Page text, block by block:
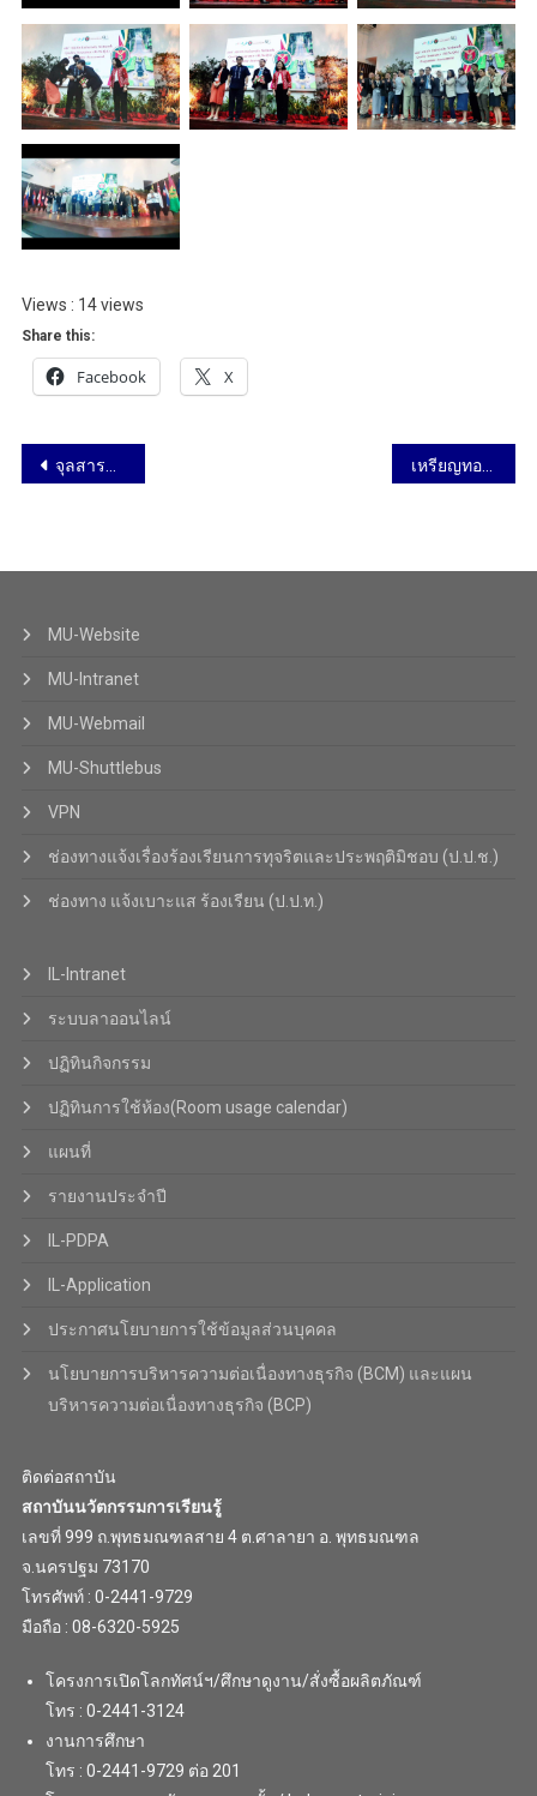
Views : 14 views
Share this:
Facebook X
จุลสารนวัตกรรม ฉบับที่ 77 – สาระน่ารู้ : แนวคิดดีดีที่ได้จากการเข้าฟัง ปาฐกถาเกียรติยศ ศาสตราจารย์ นายแพทย์กษาน จาติกวนิช ครั้งที่ 13 เรื่อง “Nan Sandbox” โดย คุณบัณฑูร ล่ำซำ
MU-Website
MU-Intranet
MU-Webmail
MU-Shuttlebus
VPN
ช่องทางแจ้งเรื่องร้องเรียนการทุจริตและประพฤติมิชอบ (ป.ป.ช.)
ช่องทาง แจ้งเบาะแส ร้องเรียน (ป.ป.ท.)
IL-Intranet
ระบบลาออนไลน์
ปฏิทินกิจกรรม
ปฏิทินการใช้ห้อง(Room usage calendar)
แผนที่
รายงานประจำปี
IL-PDPA
IL-Application
ประกาศนโยบายการใช้ข้อมูลส่วนบุคคล
นโยบายการบริหารความต่อเนื่องทางธุรกิจ (BCM) และแผน
บริหารความต่อเนื่องทางธุรกิจ (BCP)
ติดต่อสถาบัน
สถาบันนวัตกรรมการเรียนรู้
เลขที่ 999 ถ.พุทธมณฑลสาย 4 ต.ศาลายา อ. พุทธมณฑล
จ.นครปฐม 73170
โทรศัพท์ : 0-2441-9729
มือถือ : 08-6320-5925
โครงการเปิดโลกทัศน์ฯ/ศึกษาดูงาน/สั่งซื้อผลิตภัณฑ์
โทร : 0-2441-3124
งานการศึกษา
โทร : 0-2441-9729 ต่อ 201